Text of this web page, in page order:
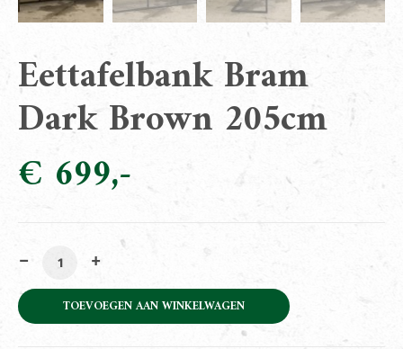
Eettafelbank Bram
Dark Brown 205cm
€ 699
Eettafelbank Bram Dark Brown 205cm aantal
TOEVOEGEN AAN WINKELWAGEN